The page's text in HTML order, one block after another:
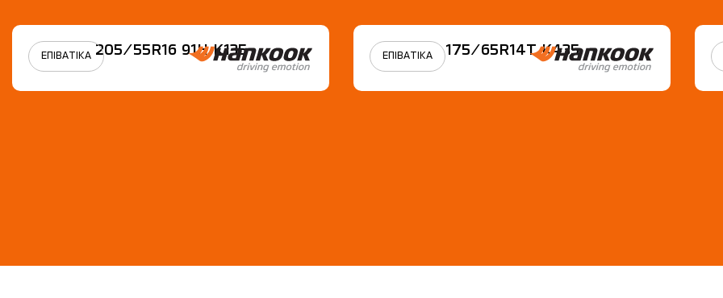
ΕΠΙΒΑΤΙΚΑ 205/55R16 91H Κ135 ΕΠΙΒΑΤΙΚΑ 175/65R14Τ Κ435